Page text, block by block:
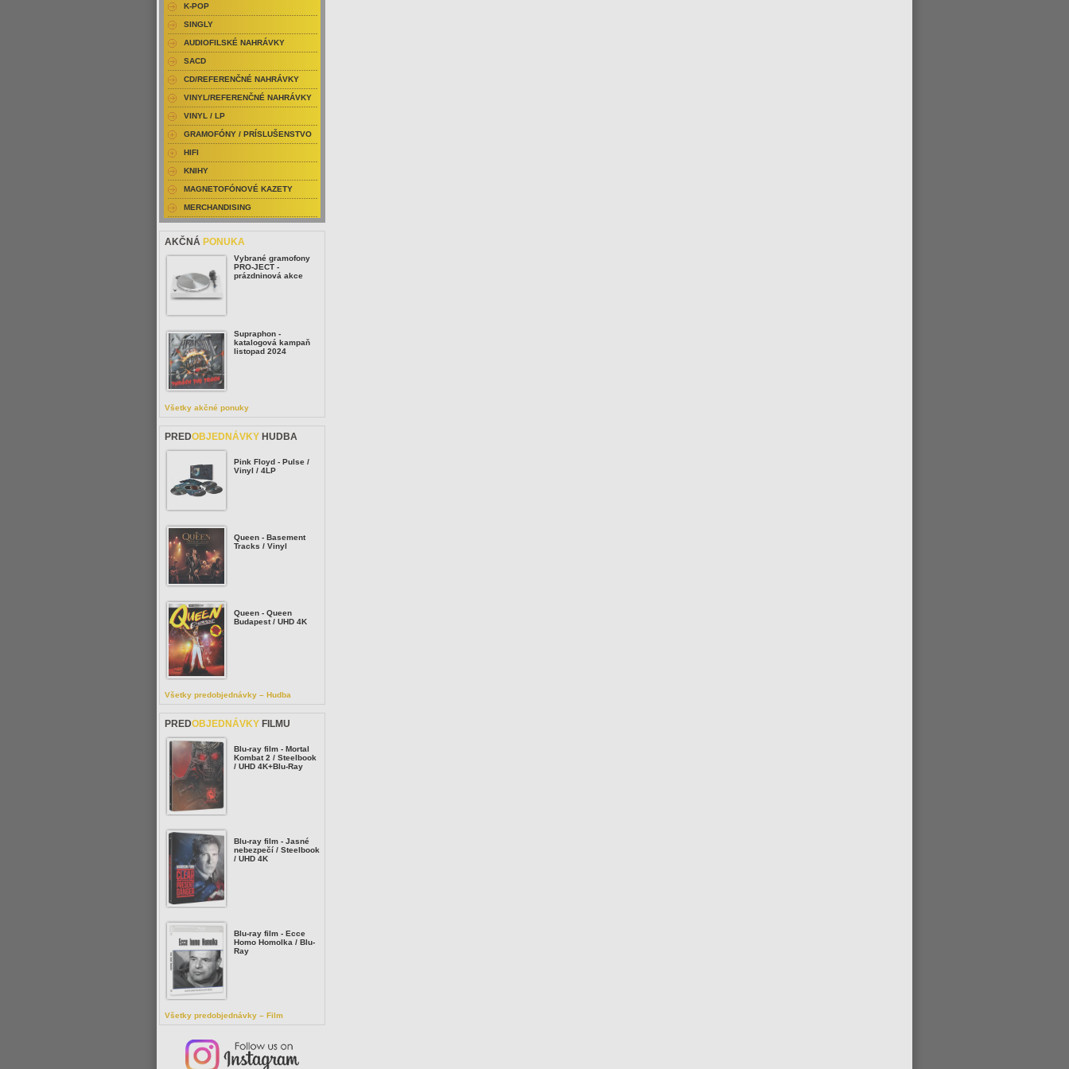
K-POP
SINGLY
AUDIOFILSKÉ NAHRÁVKY
SACD
CD/REFERENČNÉ NAHRÁVKY
VINYL/REFERENČNÉ NAHRÁVKY
VINYL / LP
GRAMOFÓNY / PRÍSLUŠENSTVO
HIFI
KNIHY
MAGNETOFÓNOVÉ KAZETY
MERCHANDISING
AKČNÁ PONUKA
Vybrané gramofony
PRO-JECT -
prázdninová akce
Supraphon -
katalogová kampaň
listopad 2024
Všetky akčné ponuky
PREDOBJEDNÁVKY HUDBA
Pink Floyd - Pulse /
Vinyl / 4LP
Queen - Basement
Tracks / Vinyl
Queen - Queen
Budapest / UHD 4K
Všetky predobjednávky – Hudba
PREDOBJEDNÁVKY FILMU
Blu-ray film - Mortal
Kombat 2 / Steelbook
/ UHD 4K+Blu-Ray
Blu-ray film - Jasné
nebezpečí / Steelbook
/ UHD 4K
Blu-ray film - Ecce
Homo Homolka / Blu-
Ray
Všetky predobjednávky – Film